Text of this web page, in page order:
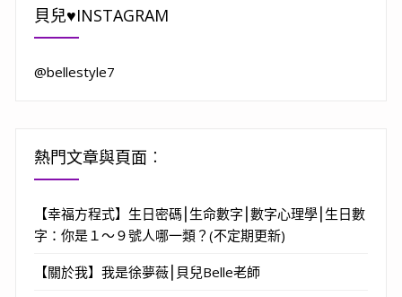
貝兒♥INSTAGRAM
@bellestyle7
熱門文章與頁面︰
【幸福方程式】生日密碼⎮生命數字⎮數字心理學⎮生日數
字：你是１～９號人哪一類？(不定期更新)
【關於我】我是徐夢薇⎮貝兒Belle老師